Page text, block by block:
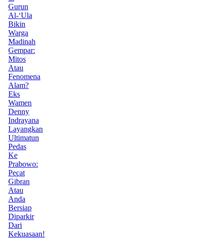
Gurun
Al-‘Ula
Bikin
Warga
Madinah
Gempar:
Mitos
Atau
Fenomena
Alam?
Eks
Wamen
Denny
Indrayana
Layangkan
Ultimatun
Pedas
Ke
Prabowo:
Pecat
Gibran
Atau
Anda
Bersiap
Diparkir
Dari
Kekuasaan!